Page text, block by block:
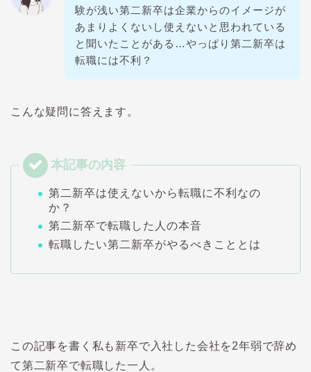
験が浅い第二新卒は企業からのイメージが
あまりよくないし使えないと思われている
と聞いたことがある…やっぱり第二新卒は
転職には不利？
こんな疑問に答えます。
第二新卒は使えないから転職に不利なの
か？
第二新卒で転職した人の本音
転職したい第二新卒がやるべきこととは
この記事を書く私も新卒で入社した会社を2年弱で辞め
て第二新卒で転職した一人。